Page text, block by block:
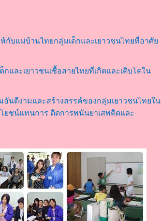
กับแม่บ้านไทยกลุ่มเด็กและเยาวชนไทยที่อาศั
กและเยาวชนเชื้อสายไทยที่เกิดและเติบโตใน
นดีงามและสร้างสรรค์ของกลุ่มเยาวชนไทยใน
ยชน์แทนการ ติดการพนันยาเสพติดและ